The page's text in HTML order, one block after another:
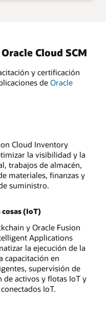
Cloud SCM
y certificación
de Oracle
Cloud Inventory
la visibilidad y la
trabajos de almacén,
materiales, finanzas y
suministro.
(IoT)
y Oracle Fusion
Applications
la ejecución de la
capacitación en
supervisión de
de activos y flotas IoT y
IoT.